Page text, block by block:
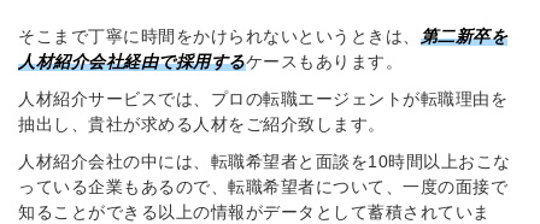
そこまで丁寧に時間をかけられないというときは、 第二新卒を
人材紹介会社経由で採用するケースもあります。
人材紹介サービスでは、プロの転職エージェントが転職理由を
抽出し、貴社が求める人材をご紹介致します。
人材紹介会社の中には、転職希望者と面談を10時間以上おこな
っている企業もあるので、転職希望者について、一度の面接で
知ることができる以上の情報がデータとして蓄積されていま